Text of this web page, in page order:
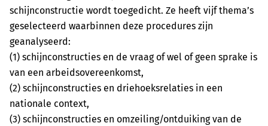
schijnconstructie wordt toegedicht. Ze heeft vijf thema’s
geselecteerd waarbinnen deze procedures zijn
geanalyseerd:
(1) schijnconstructies en de vraag of wel of geen sprake is
van een arbeidsovereenkomst,
(2) schijnconstructies en driehoeksrelaties in een
nationale context,
(3) schijnconstructies en omzeiling/ontduiking van de